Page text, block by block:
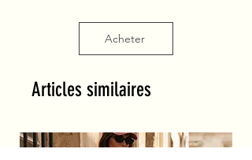
Acheter
Articles similaires